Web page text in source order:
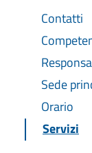
Contatti
Sede
Orario
Servizi